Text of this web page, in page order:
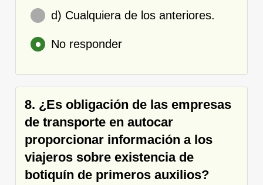
d) Cualquiera de los anteriores.
No responder
8. ¿Es obligación de las empresas
de transporte en autocar
proporcionar información a los
viajeros sobre existencia de
botiquín de primeros auxilios?